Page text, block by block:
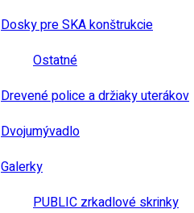
Dosky pre SKA konštrukcie
Ostatné
Drevené police a držiaky uterákov
Dvojumývadlo
Galerky
PUBLIC zrkadlové skrinky